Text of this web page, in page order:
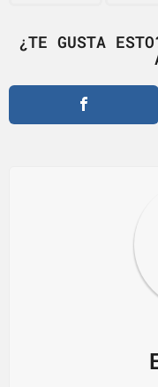
a
i
¿TE GUSTA